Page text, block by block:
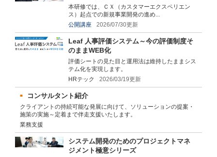
本研修では、ＣＸ（カスタマーエクスペリエン
ス）起点での新規事業開発の進め...
公開講座
2026/07/30更新
Leaf 人事評価システム～今の評価制度そ
のままWEB化
評価シートの見た目と運用法は維持したままシス
テム化を実現します。
HRテック
2026/03/19更新
コンサルタント紹介
クライアントの持続可能な発展に向けて、ソリューションの提案・
施策の実施～定着まで伴走支援いたします。
業務支援
システム開発のためのプロジェクトマネ
ジメント極意シリーズ